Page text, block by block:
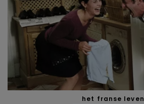
het franse leven